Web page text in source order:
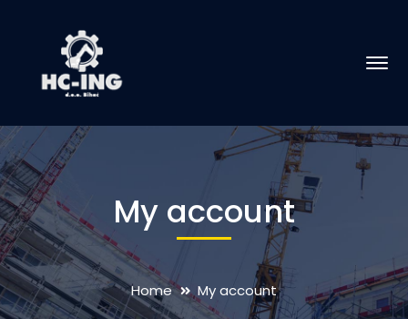
My account
Home My account